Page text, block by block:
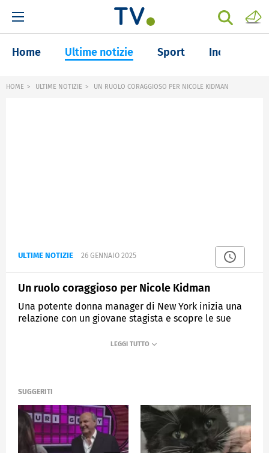
Home Ultime notizie Sport Inchieste
HOME ULTIME NOTIZIE UN RUOLO CORAGGIOSO PER NICOLE KIDMAN
ULTIME NOTIZIE 26 GENNAIO 2025
Un ruolo coraggioso per Nicole Kidman
Una potente donna manager di New York inizia una
relazione con un giovane stagista e scopre le sue
SUGGERITI